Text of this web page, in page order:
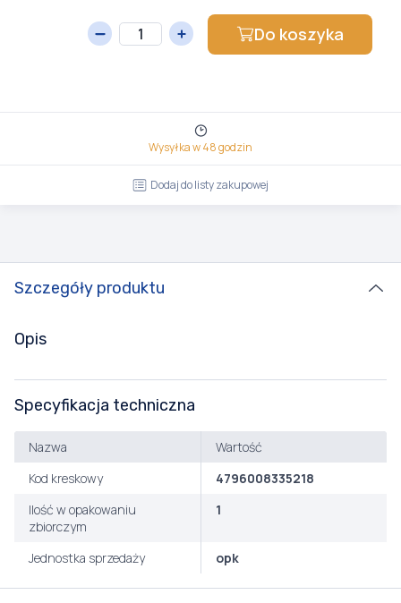
Do koszyka
Wysyłka w 48 godzin
Dodaj do listy zakupowej
Szczegóły produktu
Opis
Specyfikacja techniczna
Nazwa
Wartość
Kod kreskowy
4796008335218
Ilość w opakowaniu
zbiorczym
1
Jednostka sprzedaży opk